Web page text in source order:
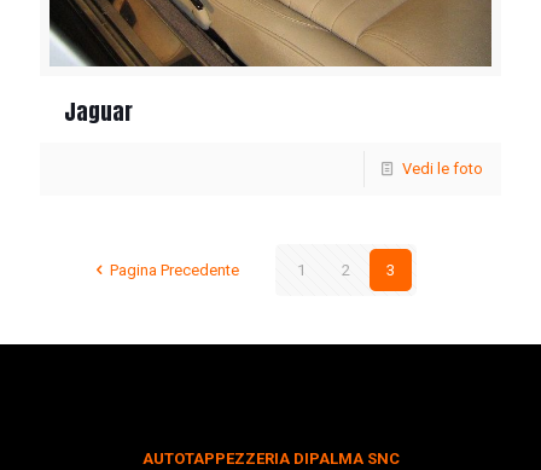
Jaguar
Vedi le foto
Pagina Precedente 1 2 3
AUTOTAPPEZZERIA DIPALMA SNC